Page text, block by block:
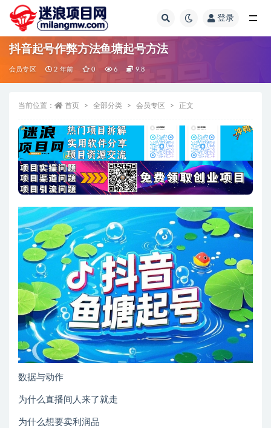
登录
抖音起号作弊方法鱼塘起号方法
会员专区 2 年前 0 6 9.8
当前位置： 首页 全部分类 会员专区 正文
数据与动作
为什么直播间人来了就走
为什么想要卖利润品
全部